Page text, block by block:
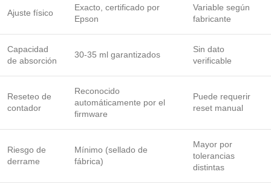
Ajuste físico
Exacto, certificado por
Epson
Variable según
fabricante
Capacidad
de absorción
30-35 ml garantizados
Sin dato
verificable
Reseteo de
contador
Reconocido
automáticamente por el
firmware
Puede requerir
reset manual
Riesgo de
derrame
Mínimo (sellado de
fábrica)
Mayor por
tolerancias
distintas